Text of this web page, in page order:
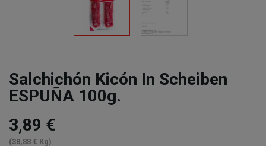
Salchichón Kicón In Scheiben
ESPUÑA 100g.
3,89 €
(38,88 € Kg)